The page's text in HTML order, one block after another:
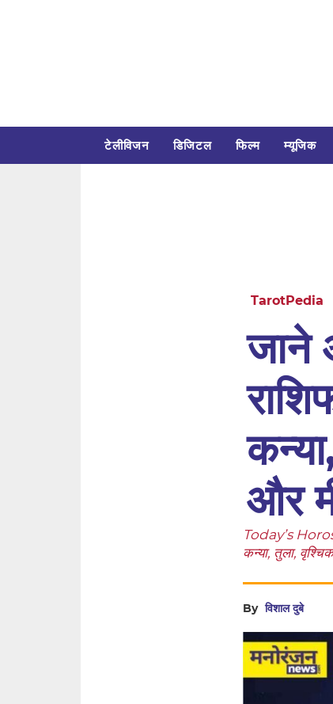
टेलीविजन डिजिटल फिल्म म्यूजिक
TarotPedia
जाने
और
Today’s
कन्या, तुला,
By विशाल दुबे